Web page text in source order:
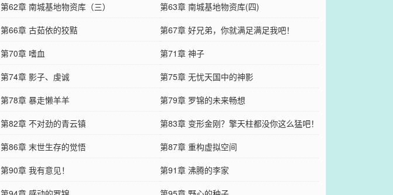
第62章 南城基地物资库（三）
第63章 南城基地物资库(四)
第66章 古茹依的狡黠
第67章 好兄弟，你就满足满足我吧！
第70章 嗜血
第71章 神子
第74章 影子、虔诚
第75章 无忧天国中的神影
第78章 暴走懒羊羊
第79章 罗锦的未来畅想
第82章 不对劲的青云镇
第83章 变形金刚？擎天柱都没你这么猛吧！
第86章 末世生存的觉悟
第87章 重构虚拟空间
第90章 我有意见！
第91章 沸腾的李家